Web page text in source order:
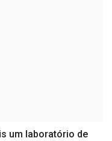
um laboratório de